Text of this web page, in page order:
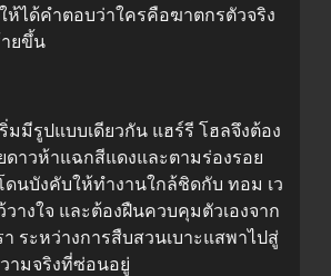
ห้ได้คำตอบว่าใครคือฆาตกรตัวจริง
ายขึ้น
มมีรูปแบบเดียวกัน แฮร์รี โฮลจึงต้อง
ดาวห้าแฉกสีแดงและตามร่องรอย
ดนบังคับให้ทำงานใกล้ชิดกับ ทอม เว
วางใจ และต้องฝืนควบคุมตัวเองจาก
ระหว่างการสืบสวนเบาะแสพาไปสู่
ามจริงที่ซ่อนอยู่